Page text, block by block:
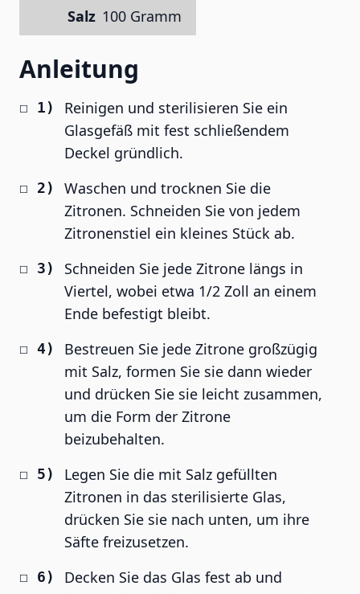
Salz 100 Gramm
Anleitung
Reinigen und sterilisieren Sie ein
Glasgefäß mit fest schließendem
Deckel gründlich.
Waschen und trocknen Sie die
Zitronen. Schneiden Sie von jedem
Zitronenstiel ein kleines Stück ab.
Schneiden Sie jede Zitrone längs in
Viertel, wobei etwa 1/2 Zoll an einem
Ende befestigt bleibt.
Bestreuen Sie jede Zitrone großzügig
mit Salz, formen Sie sie dann wieder
und drücken Sie sie leicht zusammen,
um die Form der Zitrone
beizubehalten.
Legen Sie die mit Salz gefüllten
Zitronen in das sterilisierte Glas,
drücken Sie sie nach unten, um ihre
Säfte freizusetzen.
Decken Sie das Glas fest ab und